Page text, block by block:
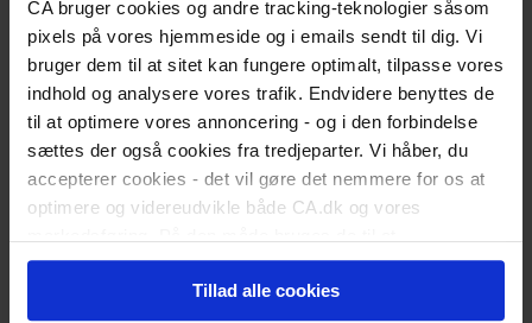
CA bruger cookies og andre tracking-teknologier såsom
pixels på vores hjemmeside og i emails sendt til dig. Vi
bruger dem til at sitet kan fungere optimalt, tilpasse vores
indhold og analysere vores trafik. Endvidere benyttes de
til at optimere vores annoncering - og i den forbindelse
sættes der også cookies fra tredjeparter. Vi håber, du
accepterer cookies - det vil gøre det nemmere for os at
optimere og videreudvikle både CA.dk og vores
personalisere indhold til dig, herunder på vores
hjemmeside, i emails og i annoncer. Ønsker du senere
Tillad alle cookies
Trivsel og arbejdsglæde
Karriereplan
Kompetenceudvikling
Karriereskift
Inspiration til jobsøgning
Selvstændig/freelancer
Ledelse
Ansættelsesforhold
Ledig
Meld dig ledig